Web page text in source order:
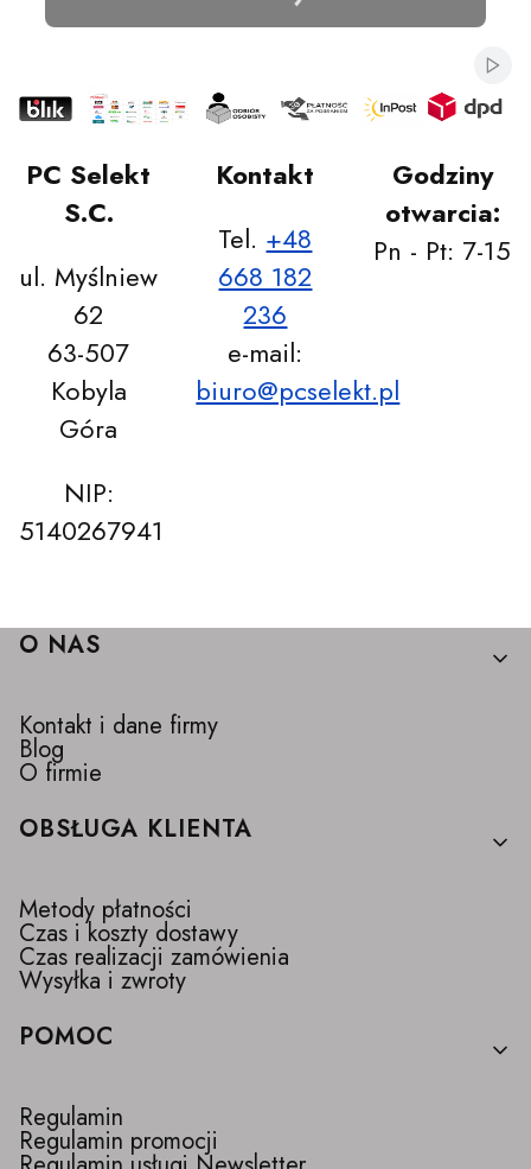
PC Selekt
S.C.
ul. Myślniew
62
63-507
Kobyla
Góra
NIP:
5140267941
Kontakt
Tel. +48
668 182
236
e-mail:
biuro@pcselekt.pl
Godziny
otwarcia:
Pn - Pt: 7-15
Linki w stopce
O NAS
Kontakt i dane firmy
Blog
O firmie
OBSŁUGA KLIENTA
Metody płatności
Czas i koszty dostawy
Czas realizacji zamówienia
Wysyłka i zwroty
POMOC
Regulamin
Regulamin promocji